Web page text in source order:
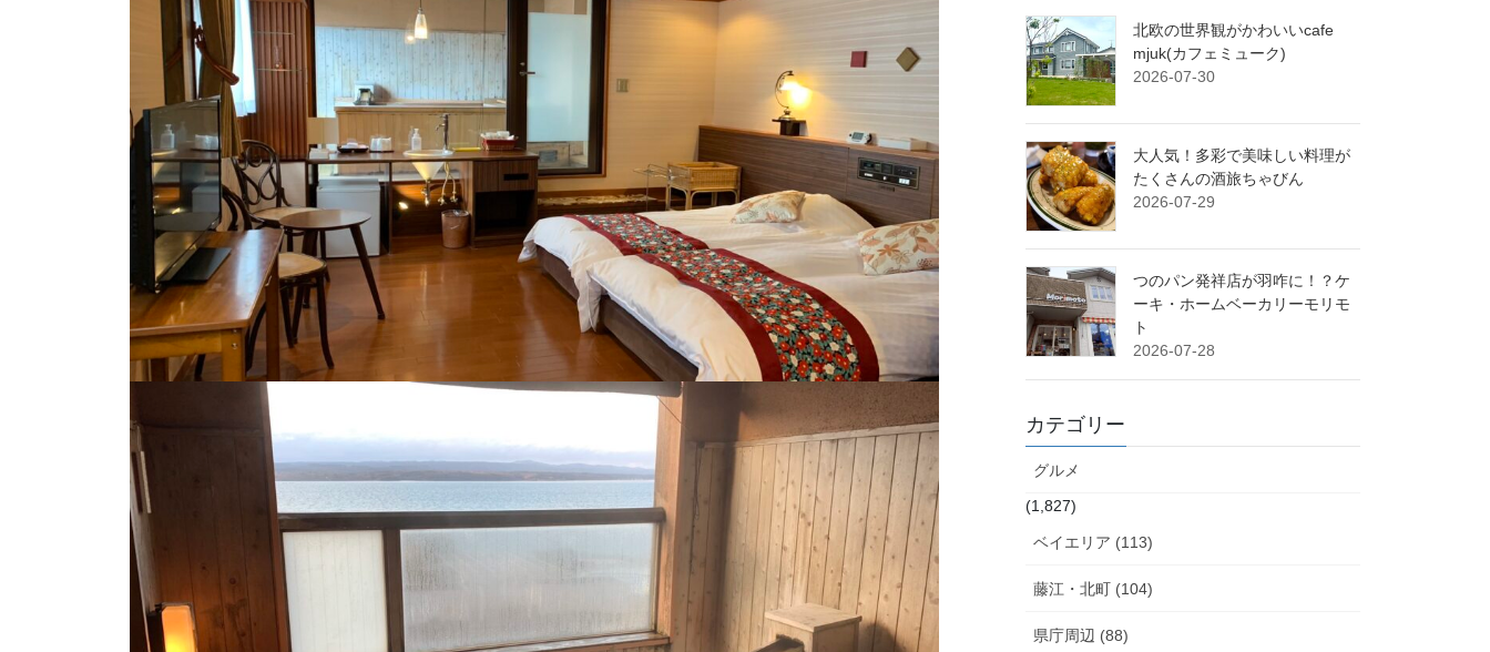
北欧の世界観がかわいいcafe
mjuk(カフェミューク)
2026-07-30
大人気！多彩で美味しい料理が
たくさんの酒旅ちゃびん
2026-07-29
つのパン発祥店が羽咋に！？ケ
ーキ・ホームベーカリーモリモ
ト
2026-07-28
カテゴリー
グルメ
(1,827)
ベイエリア (113)
藤江・北町 (104)
県庁周辺 (88)